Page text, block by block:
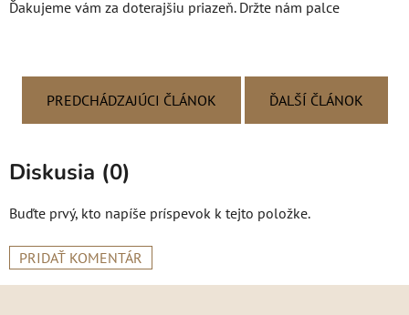
Ďakujeme vám za doterajšiu priazeň. Držte nám palce
PREDCHÁDZAJÚCI ČLÁNOK ĎALŠÍ ČLÁNOK
Diskusia (0)
Buďte prvý, kto napíše príspevok k tejto položke.
PRIDAŤ KOMENTÁR